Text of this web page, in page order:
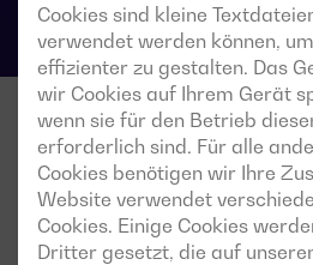
Cookies sind kleine
verwendet werden können,
effizienter zu gestalten. Das
wir Cookies auf Ihrem Gerät
wenn sie für den Betrieb
erforderlich sind. Für alle
Cookies benötigen wir Ihre
Website verwendet
Cookies. Einige Cookies
Dritter gesetzt, die auf